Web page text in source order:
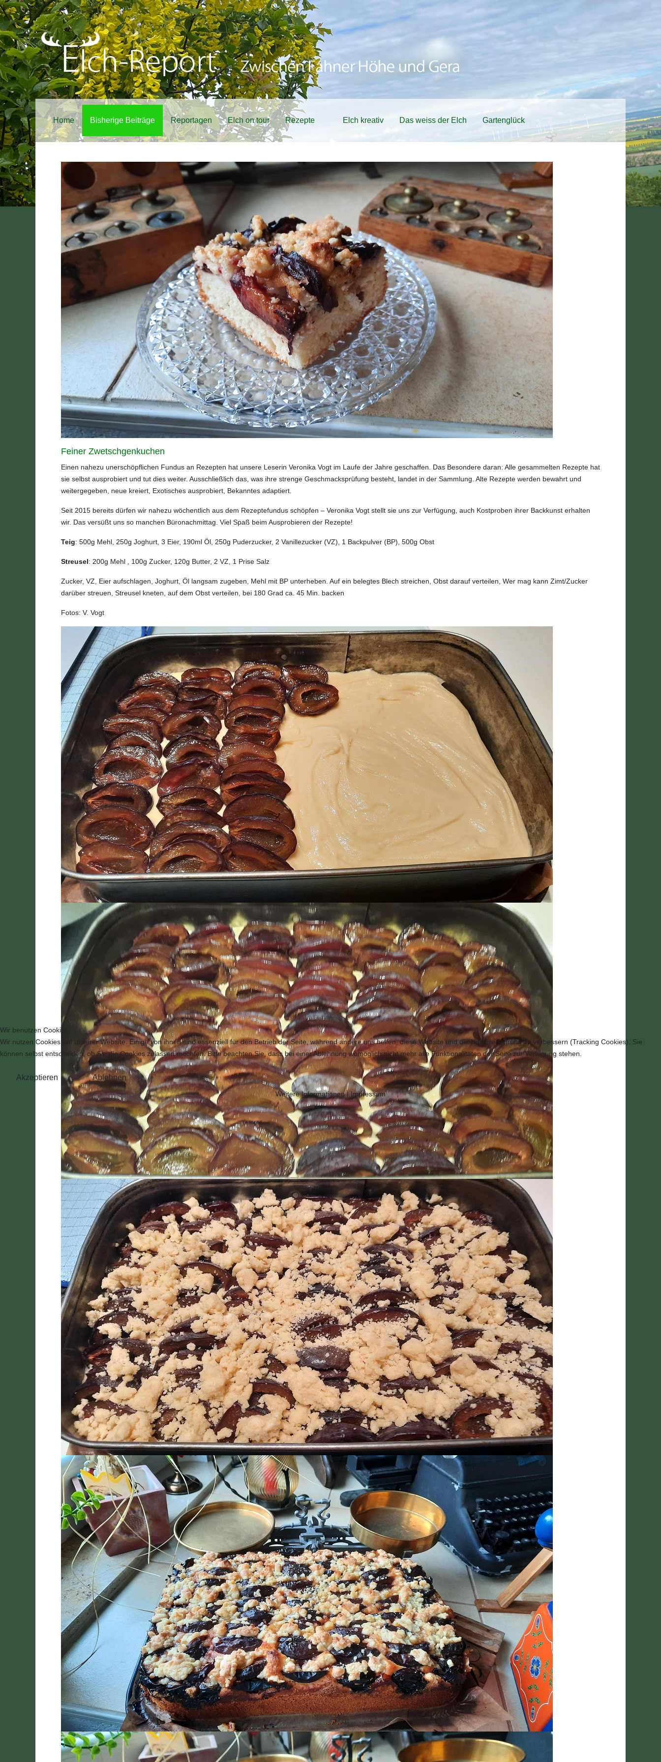
Home Bisherige Beiträge Reportagen Elch on tour Rezepte Elch kreativ Das weiss der Elch Gartenglück
Feiner Zwetschgenkuchen
Einen nahezu unerschöpflichen Fundus an Rezepten hat unsere Leserin Veronika Vogt im Laufe der Jahre geschaffen. Das Besondere daran: Alle gesammelten Rezepte hat
sie selbst ausprobiert und tut dies weiter. Ausschließlich das, was ihre strenge Geschmacksprüfung besteht, landet in der Sammlung. Alte Rezepte werden bewahrt und
weitergegeben, neue kreiert, Exotisches ausprobiert, Bekanntes adaptiert.
Seit 2015 bereits dürfen wir nahezu wöchentlich aus dem Rezeptefundus schöpfen – Veronika Vogt stellt sie uns zur Verfügung, auch Kostproben ihrer Backkunst erhalten
wir. Das versüßt uns so manchen Büronachmittag. Viel Spaß beim Ausprobieren der Rezepte!
Teig: 500g Mehl, 250g Joghurt, 3 Eier, 190ml Öl, 250g Puderzucker, 2 Vanillezucker (VZ), 1 Backpulver (BP), 500g Obst
Streusel: 200g Mehl , 100g Zucker, 120g Butter, 2 VZ, 1 Prise Salz
Zucker, VZ, Eier aufschlagen, Joghurt, Öl langsam zugeben, Mehl mit BP unterheben. Auf ein belegtes Blech streichen, Obst darauf verteilen, Wer mag kann Zimt/Zucker
darüber streuen, Streusel kneten, auf dem Obst verteilen, bei 180 Grad ca. 45 Min. backen
Fotos: V. Vogt
Wir benutzen Cookies
Wir nutzen Cookies auf unserer Website. Einige von ihnen sind essenziell für den Betrieb der Seite, während andere uns helfen, diese Website und die Nutzererfahrung zu verbessern (Tracking Cookies). Sie
können selbst entscheiden, ob Sie die Cookies zulassen möchten. Bitte beachten Sie, dass bei einer Ablehnung womöglich nicht mehr alle Funktionalitäten der Seite zur Verfügung stehen.
Akzeptieren Ablehnen
Weitere Informationen|Impressum